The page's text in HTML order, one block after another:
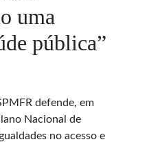
uma
pública”
defende, em
Nacional de
no acesso e